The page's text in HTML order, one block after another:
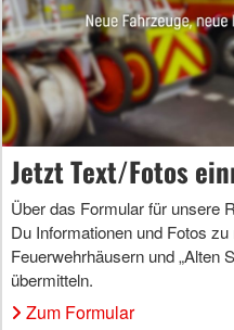
Jetzt Text/Fotos
Über das Formular für unsere
Du Informationen und Fotos
Feuerwehrhäusern und „Alten
übermitteln.
Zum Formular